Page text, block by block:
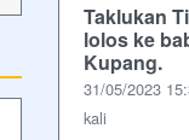
Taklukan
lolos ke
Kupang.
31/05/2023
kali